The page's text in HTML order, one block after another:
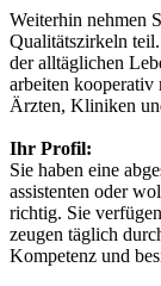
Weiterhin nehmen
Qualitäts­zirkeln
der alltäglichen
arbeiten kooperativ
Ärzten, Kliniken
Ihr Profil:
Sie haben eine
assistenten oder
richtig. Sie
zeugen täglich
Kompetenz und